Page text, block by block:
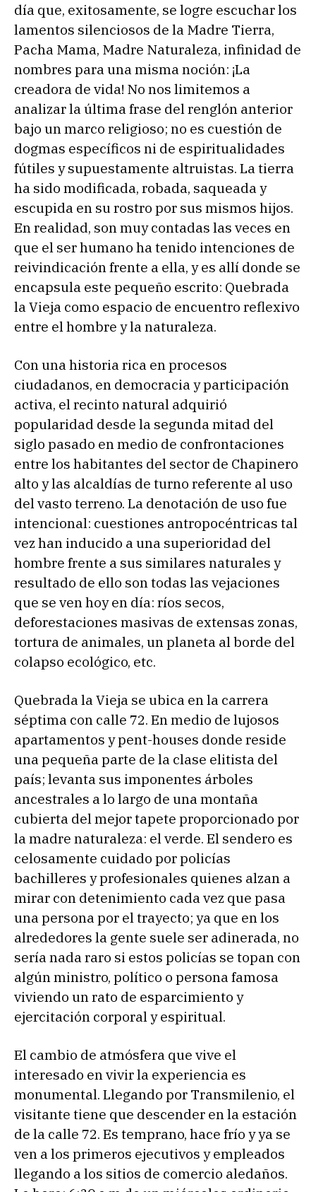
día que, exitosamente, se logre escuchar los
lamentos silenciosos de la Madre Tierra,
Pacha Mama, Madre Naturaleza, infinidad de
nombres para una misma noción: ¡La
creadora de vida! No nos limitemos a
analizar la última frase del renglón anterior
bajo un marco religioso; no es cuestión de
dogmas específicos ni de espiritualidades
fútiles y supuestamente altruistas. La tierra
ha sido modificada, robada, saqueada y
escupida en su rostro por sus mismos hijos.
En realidad, son muy contadas las veces en
que el ser humano ha tenido intenciones de
reivindicación frente a ella, y es allí donde se
encapsula este pequeño escrito: Quebrada
la Vieja como espacio de encuentro reflexivo
entre el hombre y la naturaleza.
Con una historia rica en procesos
ciudadanos, en democracia y participación
activa, el recinto natural adquirió
popularidad desde la segunda mitad del
siglo pasado en medio de confrontaciones
entre los habitantes del sector de Chapinero
alto y las alcaldías de turno referente al uso
del vasto terreno. La denotación de uso fue
intencional: cuestiones antropocéntricas tal
vez han inducido a una superioridad del
hombre frente a sus similares naturales y
resultado de ello son todas las vejaciones
que se ven hoy en día: ríos secos,
deforestaciones masivas de extensas zonas,
tortura de animales, un planeta al borde del
colapso ecológico, etc.
Quebrada la Vieja se ubica en la carrera
séptima con calle 72. En medio de lujosos
apartamentos y pent-houses donde reside
una pequeña parte de la clase elitista del
país; levanta sus imponentes árboles
ancestrales a lo largo de una montaña
cubierta del mejor tapete proporcionado por
la madre naturaleza: el verde. El sendero es
celosamente cuidado por policías
bachilleres y profesionales quienes alzan a
mirar con detenimiento cada vez que pasa
una persona por el trayecto; ya que en los
alrededores la gente suele ser adinerada, no
sería nada raro si estos policías se topan con
algún ministro, político o persona famosa
viviendo un rato de esparcimiento y
ejercitación corporal y espiritual.
El cambio de atmósfera que vive el
interesado en vivir la experiencia es
monumental. Llegando por Transmilenio, el
visitante tiene que descender en la estación
de la calle 72. Es temprano, hace frío y ya se
ven a los primeros ejecutivos y empleados
llegando a los sitios de comercio aledaños.